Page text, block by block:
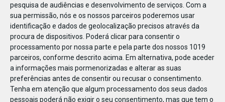
pesquisa de audiências e desenvolvimento de serviços. Com a
sua permissão, nós e os nossos parceiros poderemos usar
identificação e dados de geolocalização precisos através da
procura de dispositivos. Poderá clicar para consentir o
processamento por nossa parte e pela parte dos nossos 1019
parceiros, conforme descrito acima. Em alternativa, pode aceder
a informações mais pormenorizadas e alterar as suas
preferências antes de consentir ou recusar o consentimento.
Tenha em atenção que algum processamento dos seus dados
pessoais poderá não exigir o seu consentimento, mas que tem o
790491610643742